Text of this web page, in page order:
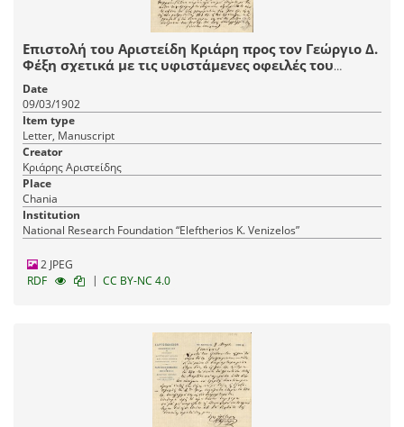
Επιστολή του Αριστείδη Κριάρη προς τον Γεώργιο Δ.
Φέξη σχετικά με τις υφιστάμενες οφειλές του
πρώτου έναντι του εκδοτικού οίκου του δεύτερου,
με την οποία τον ενημερώνει τον χρόνο και τρόπο
που εξοφλεί το χρέος του έναντί του.
Date
09/03/1902
Item type
Letter, Manuscript
Creator
Κριάρης Αριστείδης
Place
Chania
Institution
National Research Foundation “Eleftherios K. Venizelos”
2 JPEG
RDF
| CC BY-NC 4.0